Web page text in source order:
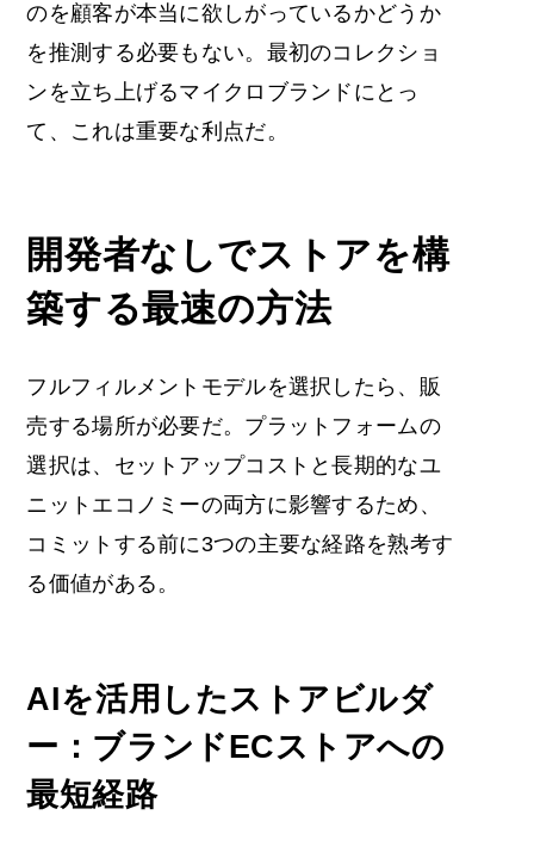
のを顧客が本当に欲しがっているかどうか
を推測する必要もない。最初のコレクショ
ンを立ち上げるマイクロブランドにとっ
て、これは重要な利点だ。
開発者なしでストアを構
築する最速の方法
フルフィルメントモデルを選択したら、販
売する場所が必要だ。プラットフォームの
選択は、セットアップコストと長期的なユ
ニットエコノミーの両方に影響するため、
コミットする前に3つの主要な経路を熟考す
る価値がある。
AIを活用したストアビルダ
ー：ブランドECストアへの
最短経路